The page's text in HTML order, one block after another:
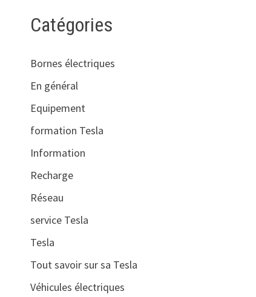
Catégories
Bornes électriques
En général
Equipement
formation Tesla
Information
Recharge
Réseau
service Tesla
Tesla
Tout savoir sur sa Tesla
Véhicules électriques